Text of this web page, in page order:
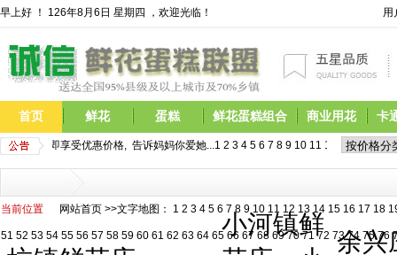
早上好 ！ 126年8月6日 星期四 ，欢迎光临！ 用
首页 鲜花 蛋糕 鲜花蛋糕组合 商业用花 卡
即享受优惠价格,  告诉妈妈你爱她...1 2 3 4 5 6 7 8 9 10 11 12 13 15 16 17
当前位置 网站首页 >>文字地图： 1 2 3 4 5 6 7 8 9 10 11 12 13 14 15 16 17 18
51 52 53 54 55 56 57 58 59 60 61 62 63 64 65 66 67 68 69 70 71 72 73 74 75 76
小河镇鲜
余兴